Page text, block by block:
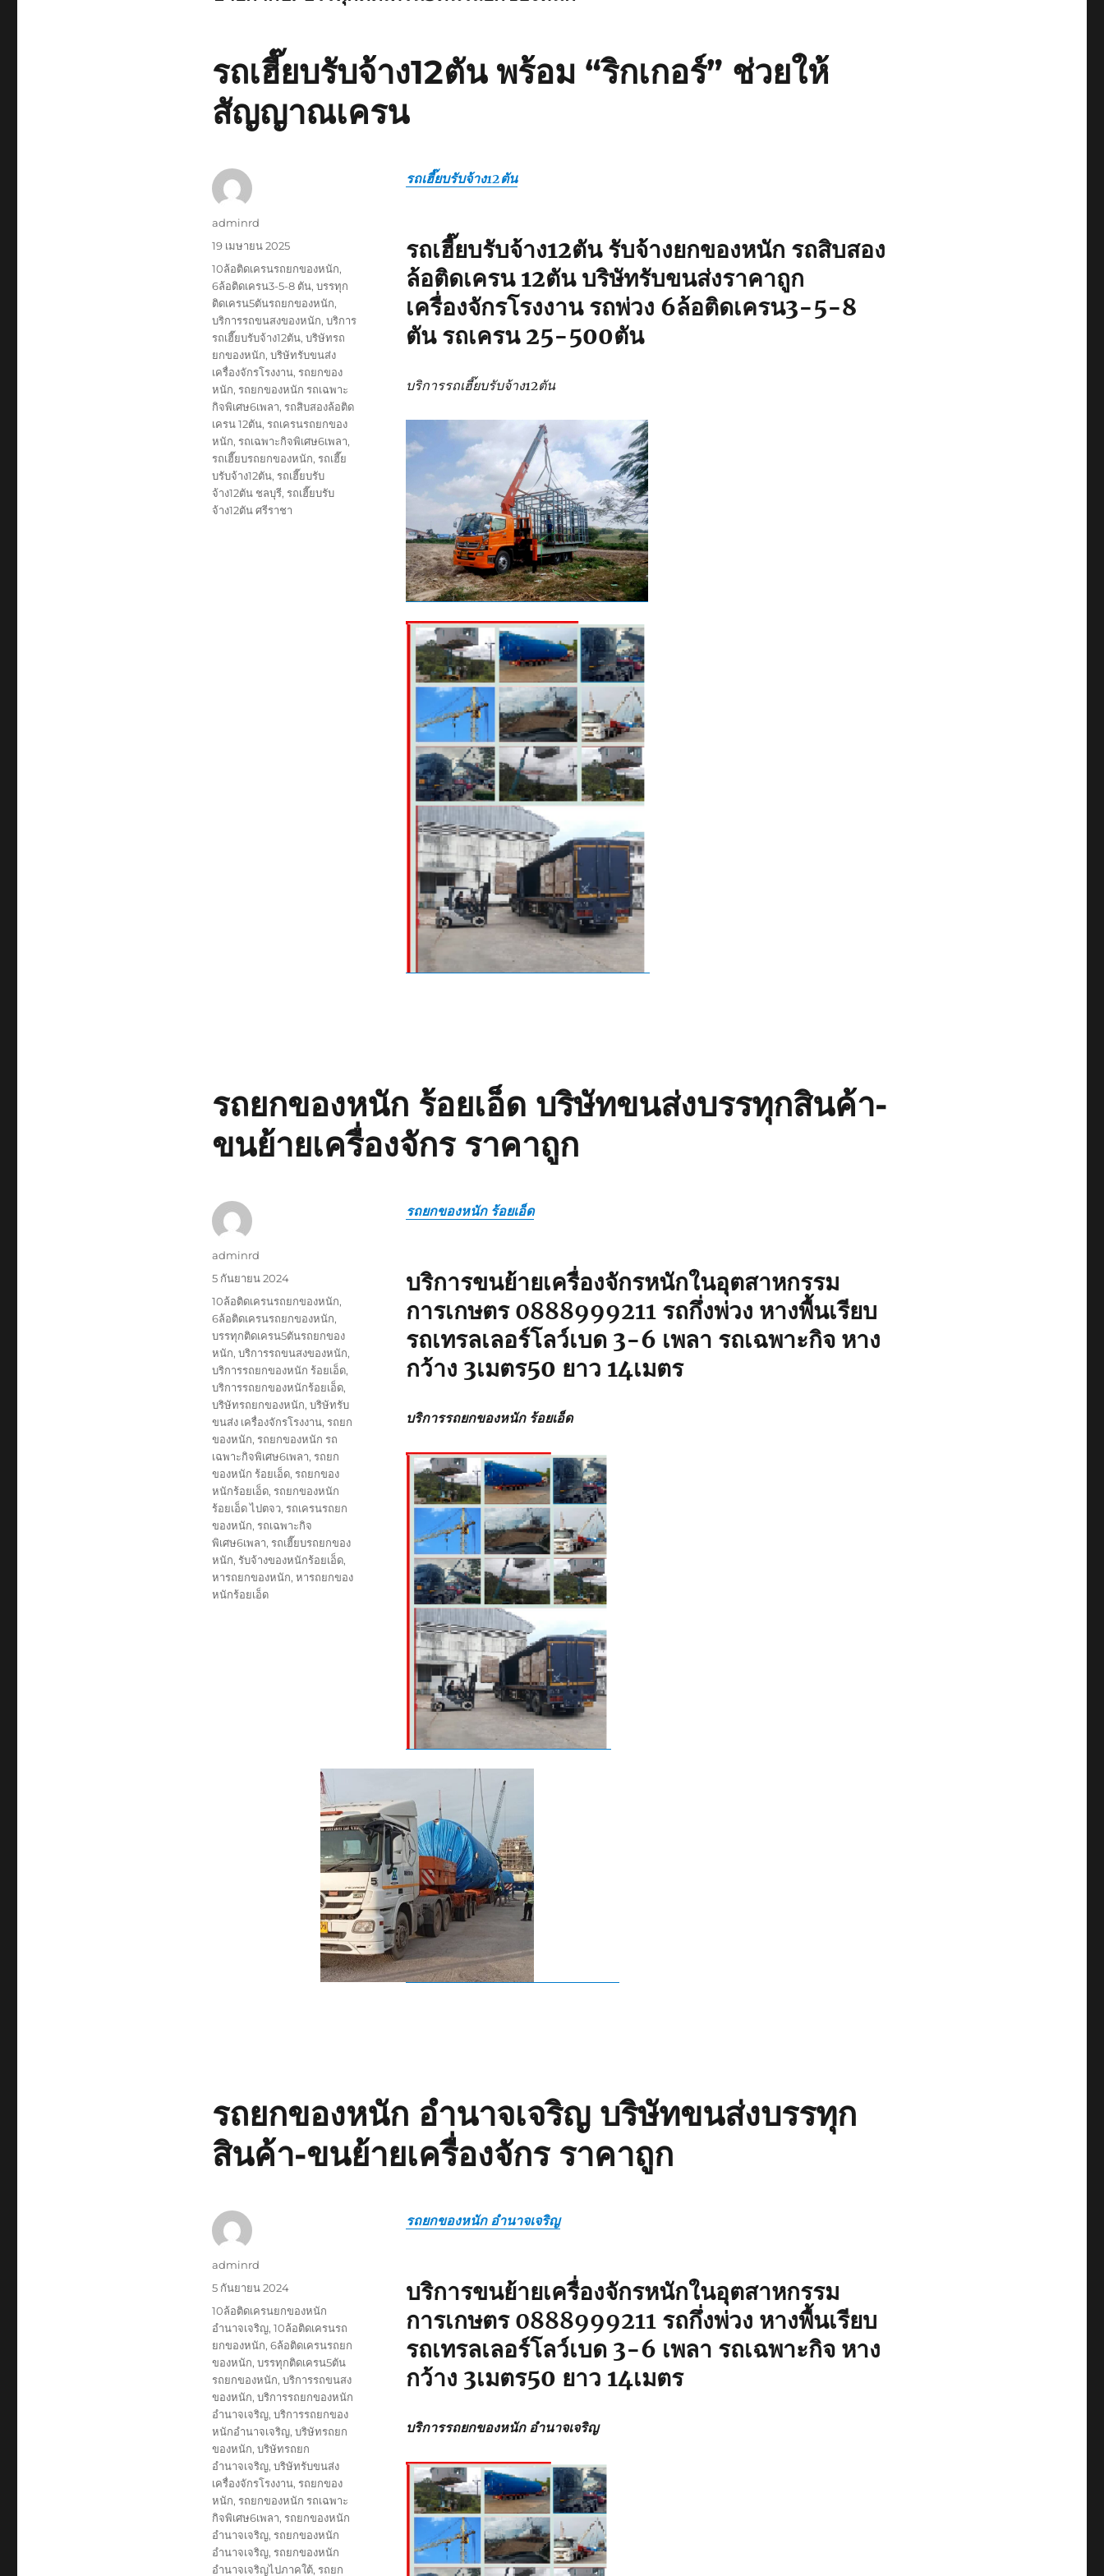
รถเฮี๊ยบรับจ้าง12ตัน พร้อม “ริกเกอร์” ช่วยให้
สัญญาณเครน
รถเฮี๊ยบรับจ้าง12ตัน
รถเฮี๊ยบรับจ้าง12ตัน รับจ้างยกของหนัก รถสิบสอง
ล้อติดเครน 12ตัน บริษัทรับขนส่งราคาถูก
เครื่องจักรโรงงาน รถพ่วง 6ล้อติดเครน3-5-8
ตัน รถเครน 25-500ตัน
บริการรถเฮี๊ยบรับจ้าง12ตัน
ผู้
adminrd
เขียน
เมื่อ
19 เมษายน 2025
ป้าย
กำกับ
10ล้อติดเครนรถยกของหนัก,
6ล้อติดเครน3-5-8 ตัน, บรรทุก
ติดเครน5ตันรถยกของหนัก,
บริการรถขนสงของหนัก, บริการ
รถเฮี๊ยบรับจ้าง12ตัน, บริษัทรถ
ยกของหนัก, บริษัทรับขนส่ง
เครื่องจักรโรงงาน, รถยกของ
หนัก, รถยกของหนัก รถเฉพาะ
กิจพิเศษ6เพลา, รถสิบสองล้อติด
เครน 12ตัน, รถเครนรถยกของ
หนัก, รถเฉพาะกิจพิเศษ6เพลา,
รถเฮี๊ยบรถยกของหนัก, รถเฮี๊ย
บรับจ้าง12ตัน, รถเฮี๊ยบรับ
จ้าง12ตัน ชลบุรี, รถเฮี๊ยบรับ
จ้าง12ตัน ศรีราชา
รถยกของหนัก ร้อยเอ็ด บริษัทขนส่งบรรทุกสินค้า-
ขนย้ายเครื่องจักร ราคาถูก
รถยกของหนัก ร้อยเอ็ด
บริการขนย้ายเครื่องจักรหนักในอุตสาหกรรม
การเกษตร 0888999211 รถกึ่งพ่วง หางพื้นเรียบ
รถเทรลเลอร์โลว์เบด 3-6 เพลา รถเฉพาะกิจ หาง
กว้าง 3เมตร50 ยาว 14เมตร
บริการรถยกของหนัก ร้อยเอ็ด
ผู้
เขียน
adminrd
เขียน
เมื่อ
5 กันยายน 2024
ป้าย
กำกับ
10ล้อติดเครนรถยกของหนัก,
6ล้อติดเครนรถยกของหนัก,
บรรทุกติดเครน5ตันรถยกของ
หนัก, บริการรถขนสงของหนัก,
บริการรถยกของหนัก ร้อยเอ็ด,
บริการรถยกของหนักร้อยเอ็ด,
บริษัทรถยกของหนัก, บริษัทรับ
ขนส่ง เครื่องจักรโรงงาน, รถยก
ของหนัก, รถยกของหนัก รถ
เฉพาะกิจพิเศษ6เพลา, รถยก
ของหนัก ร้อยเอ็ด, รถยกของ
หนักร้อยเอ็ด, รถยกของหนัก
ร้อยเอ็ด ไปตจว, รถเครนรถยก
ของหนัก, รถเฉพาะกิจ
พิเศษ6เพลา, รถเฮี๊ยบรถยกของ
หนัก, รับจ้างของหนักร้อยเอ็ด,
หารถยกของหนัก, หารถยกของ
หนักร้อยเอ็ด
รถยกของหนัก อำนาจเจริญ บริษัทขนส่งบรรทุก
สินค้า-ขนย้ายเครื่องจักร ราคาถูก
รถยกของหนัก อำนาจเจริญ
บริการขนย้ายเครื่องจักรหนักในอุตสาหกรรม
การเกษตร 0888999211 รถกึ่งพ่วง หางพื้นเรียบ
รถเทรลเลอร์โลว์เบด 3-6 เพลา รถเฉพาะกิจ หาง
กว้าง 3เมตร50 ยาว 14เมตร
บริการรถยกของหนัก อำนาจเจริญ
ผู้
เขียน
adminrd
เขียน
เมื่อ
5 กันยายน 2024
ป้าย
กำกับ
10ล้อติดเครนยกของหนัก
อำนาจเจริญ, 10ล้อติดเครนรถ
ยกของหนัก, 6ล้อติดเครนรถยก
ของหนัก, บรรทุกติดเครน5ตัน
รถยกของหนัก, บริการรถขนสง
ของหนัก, บริการรถยกของหนัก
อำนาจเจริญ, บริการรถยกของ
หนักอำนาจเจริญ, บริษัทรถยก
ของหนัก, บริษัทรถยก
อำนาจเจริญ, บริษัทรับขนส่ง
เครื่องจักรโรงงาน, รถยกของ
หนัก, รถยกของหนัก รถเฉพาะ
กิจพิเศษ6เพลา, รถยกของหนัก
อำนาจเจริญ, รถยกของหนัก
อำนาจเจริญ, รถยกของหนัก
อำนาจเจริญไปภาคใต้, รถยก